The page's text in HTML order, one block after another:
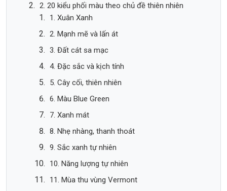
2. 20 kiểu phối màu theo chủ đề thiên nhiên
1. Xuân Xanh
2. Mạnh mẽ và lấn át
3. Đất cát sa mạc
4. Đặc sắc và kịch tính
5. Cây cối, thiên nhiên
6. Màu Blue Green
7. Xanh mát
8. Nhẹ nhàng, thanh thoát
9. Sắc xanh tự nhiên
10. Năng lượng tự nhiên
11. Mùa thu vùng Vermont